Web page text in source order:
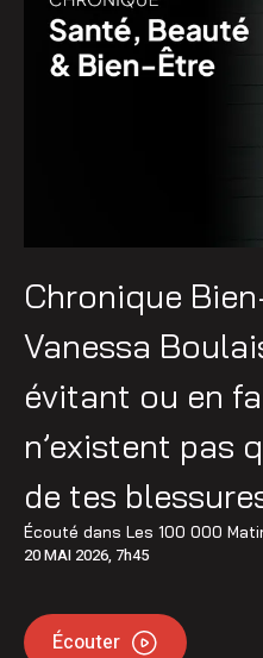
Chronique
Vanessa
évitant ou en
n’existent pas
de tes
Écouté dans Les 100 000
20 MAI 2026, 7h45
Écouter